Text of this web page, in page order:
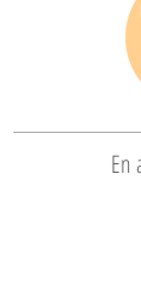
En